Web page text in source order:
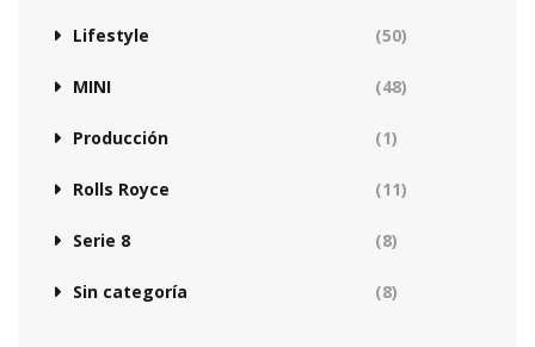
Lifestyle (50)
MINI (48)
Producción (1)
Rolls Royce (11)
Serie 8 (8)
Sin categoría (8)